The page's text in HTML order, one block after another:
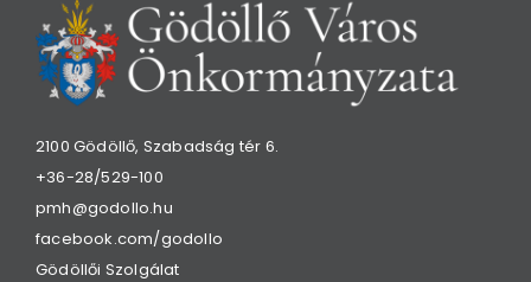
2100 Gödöllő, Szabadság tér 6.
+36-28/529-100
pmh@godollo.hu
facebook.com/godollo
Gödöllői Szolgálat